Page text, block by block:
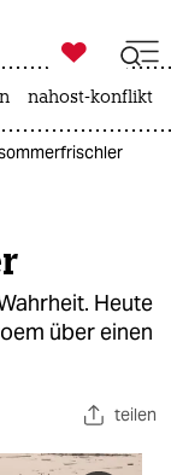

taz zahl ich
nahost-konflikt
Heute
über einen
teilen